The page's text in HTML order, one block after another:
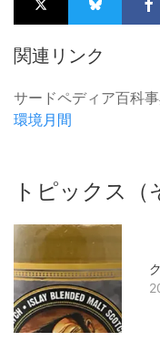
関連リンク
サードペディア百科
環境月間
トピックス（